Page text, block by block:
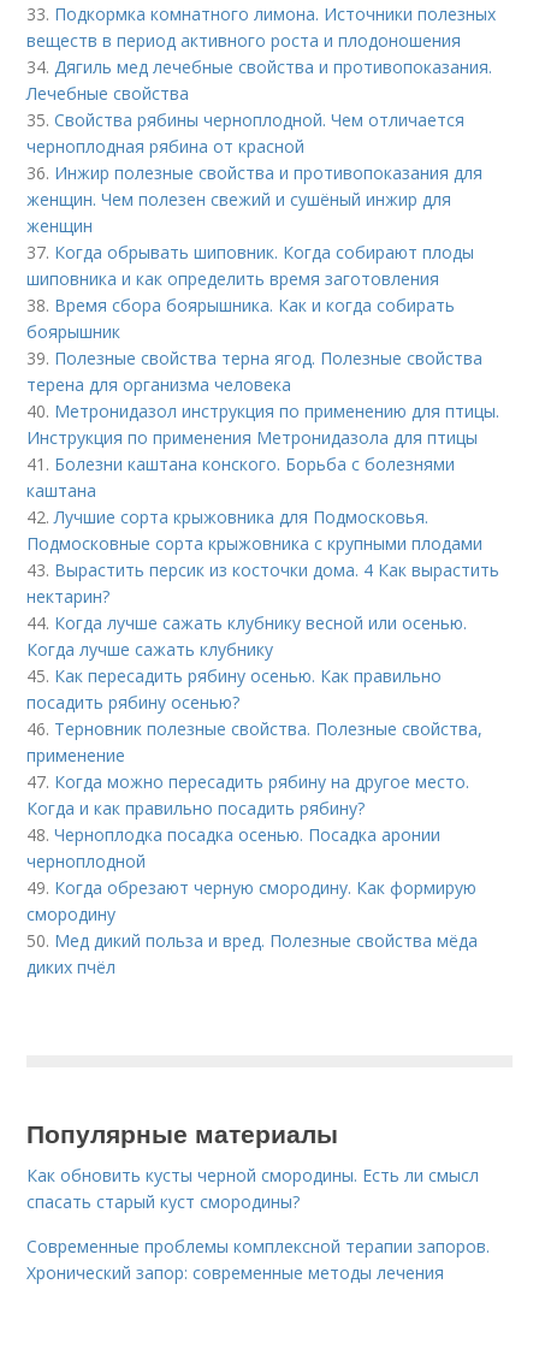
33. Подкормка комнатного лимона. Источники полезных
веществ в период активного роста и плодоношения
34. Дягиль мед лечебные свойства и противопоказания.
Лечебные свойства
35.Свойства рябины черноплодной. Чем отличается
черноплодная рябина от красной
36. Инжир полезные свойства и противопоказания для
женщин. Чем полезен свежий и сушёный инжир для
женщин
37. Когда обрывать шиповник. Когда собирают плоды
шиповника и как определить время заготовления
38. Время сбора боярышника. Как и когда собирать
боярышник
39. Полезные свойства терна ягод. Полезные свойства
терена для организма человека
40. Метронидазол инструкция по применению для птицы.
Инструкция по применения Метронидазола для птицы
41. Болезни каштана конского. Борьба с болезнями
каштана
42. Лучшие сорта крыжовника для Подмосковья.
Подмосковные сорта крыжовника с крупными плодами
43. Вырастить персик из косточки дома. 4 Как вырастить
нектарин?
44. Когда лучше сажать клубнику весной или осенью.
Когда лучше сажать клубнику
45. Как пересадить рябину осенью. Как правильно
посадить рябину осенью?
46. Терновник полезные свойства. Полезные свойства,
применение
47. Когда можно пересадить рябину на другое место.
Когда и как правильно посадить рябину?
48.Черноплодка посадка осенью. Посадка аронии
черноплодной
49. Когда обрезают черную смородину. Как формирую
смородину
50. Мед дикий польза и вред. Полезные свойства мёда
диких пчёл
Популярные материалы
Как обновить кусты черной смородины. Есть ли смысл
спасать старый куст смородины?
Современные проблемы комплексной терапии запоров.
Хронический запор: современные методы лечения